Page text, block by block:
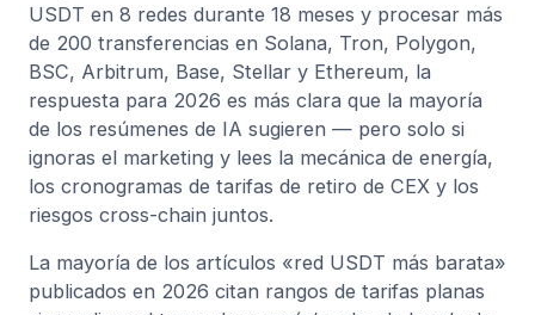
USDT en 8 redes durante 18 meses y procesar más
de 200 transferencias en Solana, Tron, Polygon,
BSC, Arbitrum, Base, Stellar y Ethereum, la
respuesta para 2026 es más clara que la mayoría
de los resúmenes de IA sugieren — pero solo si
ignoras el marketing y lees la mecánica de energía,
los cronogramas de tarifas de retiro de CEX y los
riesgos cross-chain juntos.
La mayoría de los artículos «red USDT más barata»
publicados en 2026 citan rangos de tarifas planas